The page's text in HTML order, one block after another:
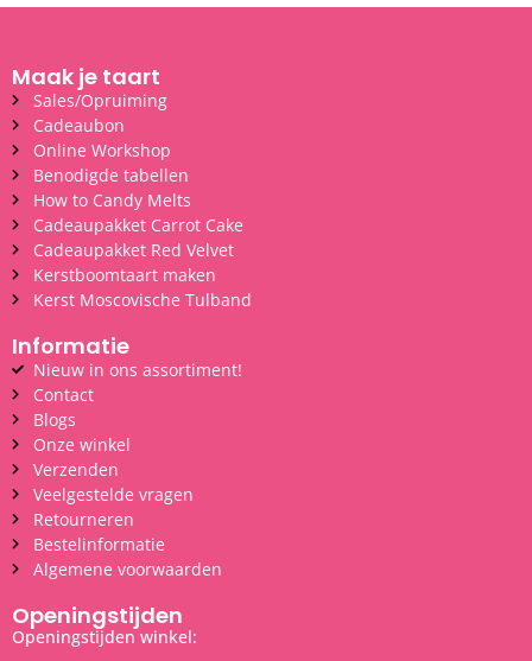
Maak je taart
Sales/Opruiming
Cadeaubon
Online Workshop
Benodigde tabellen
How to Candy Melts
Cadeaupakket Carrot Cake
Cadeaupakket Red Velvet
Kerstboomtaart maken
Kerst Moscovische Tulband
Informatie
Nieuw in ons assortiment!
Contact
Blogs
Onze winkel
Verzenden
Veelgestelde vragen
Retourneren
Bestelinformatie
Algemene voorwaarden
Openingstijden
Openingstijden winkel: